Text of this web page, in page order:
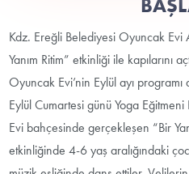
Kdz. Ereğli Belediyesi Oyuncak Evi
Yanım Ritim” etkinliği ile kapılarını
Oyuncak Evi’nin Eylül ayı programı
Eylül Cumartesi günü Yoga
Evi bahçesinde gerçekleşen “Bir
etkinliğinde 4-6 yaş aralığındaki